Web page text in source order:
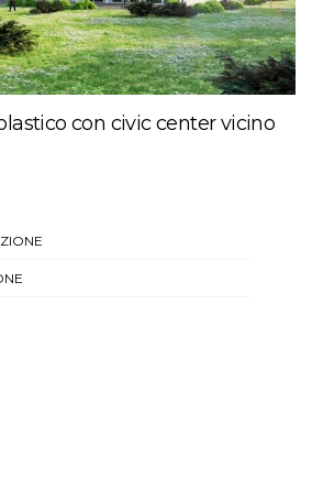
con civic center vicino